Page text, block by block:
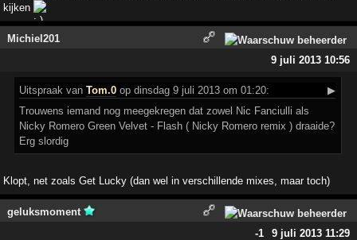
kijken
Michiel201
9 juli 2013 10:56
Uitspraak vanTom.0 op dinsdag 9 juli 2013 om 01:20:
▶
Trouwens iemand nog meegekregen dat zowel Nic Fanciulli als
Nicky Romero Green Velvet - Flash ( Nicky Romero remix ) draaide?
Erg slordig
Klopt, net zoals Get Lucky (dan wel in verschillende mixes, maar toch)
geluksmoment
-1
9 juli 2013 11:29